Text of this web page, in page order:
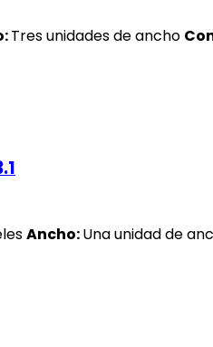
Tres unidades de ancho
Ancho:Una unidad de